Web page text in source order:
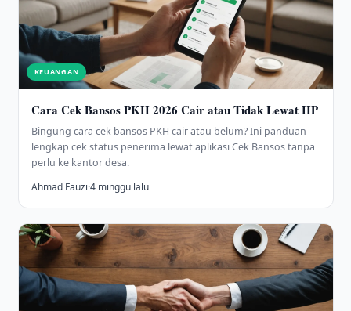
KEUANGAN
Cara Cek Bansos PKH 2026 Cair atau Tidak Lewat HP
Bingung cara cek bansos PKH cair atau belum? Ini panduan
lengkap cek status penerima lewat aplikasi Cek Bansos tanpa
perlu ke kantor desa.
Ahmad Fauzi·4 minggu lalu